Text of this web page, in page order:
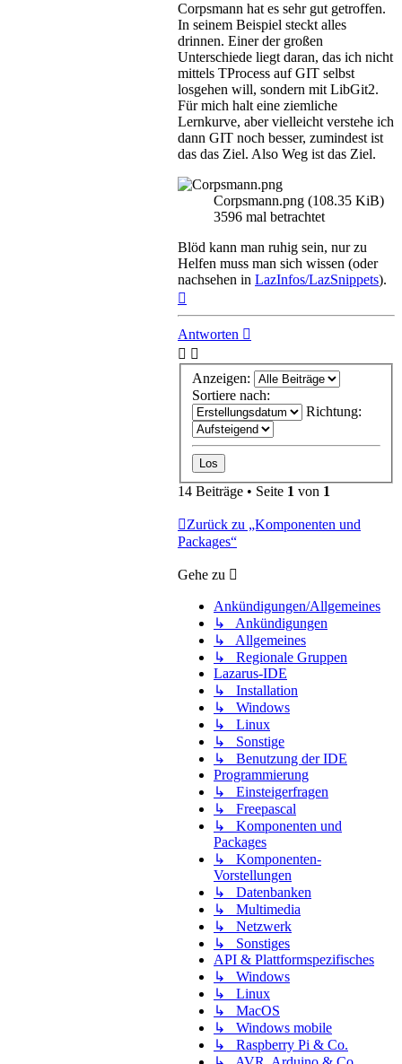
Corpsmann hat es sehr gut getroffen.
In seinem Beispiel steckt alles
drinnen. Einer der großen
Unterschiede liegt daran, das ich nicht
mittels TProcess auf GIT selbst
losgehen will, sondern mit LibGit2.
Für mich halt eine ziemliche
Lernkurve, aber vielleicht verstehe ich
dann GIT noch besser, zumindest ist
das das Ziel. Also Weg ist das Ziel.
Corpsmann.png (108.35 KiB)
3596 mal betrachtet
Blöd kann man ruhig sein, nur zu
Helfen muss man sich wissen (oder
nachsehen in LazInfos/LazSnippets).
Antworten
Anzeigen:
Sortiere nach:
Richtung:
14 Beiträge • Seite 1 von 1
Zurück zu „Komponenten und
Packages“
Gehe zu
Ankündigungen/Allgemeines
↳ Ankündigungen
↳ Allgemeines
↳ Regionale Gruppen
Lazarus-IDE
↳ Installation
↳ Windows
↳ Linux
↳ Sonstige
↳ Benutzung der IDE
Programmierung
↳ Einsteigerfragen
↳ Freepascal
↳ Komponenten und
Packages
↳ Komponenten-
Vorstellungen
↳ Datenbanken
↳ Multimedia
↳ Netzwerk
↳ Sonstiges
API & Plattformspezifisches
↳ Windows
↳ Linux
↳ MacOS
↳ Windows mobile
↳ Raspberry Pi & Co.